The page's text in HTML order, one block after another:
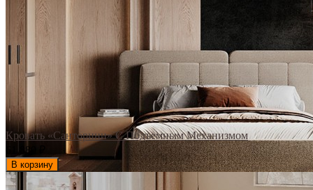
Кровать «Санторини» С Подъемным Механизмом
61 880
В корзину